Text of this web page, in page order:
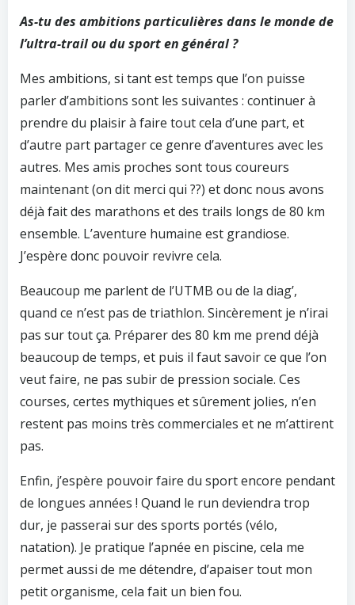
As-tu des ambitions particulières dans le monde de
l’ultra-trail ou du sport en général ?
Mes ambitions, si tant est temps que l’on puisse
parler d’ambitions sont les suivantes : continuer à
prendre du plaisir à faire tout cela d’une part, et
d’autre part partager ce genre d’aventures avec les
autres. Mes amis proches sont tous coureurs
maintenant (on dit merci qui ??) et donc nous avons
déjà fait des marathons et des trails longs de 80 km
ensemble. L’aventure humaine est grandiose.
J’espère donc pouvoir revivre cela.
Beaucoup me parlent de l’UTMB ou de la diag’,
quand ce n’est pas de triathlon. Sincèrement je n’irai
pas sur tout ça. Préparer des 80 km me prend déjà
beaucoup de temps, et puis il faut savoir ce que l’on
veut faire, ne pas subir de pression sociale. Ces
courses, certes mythiques et sûrement jolies, n’en
restent pas moins très commerciales et ne m’attirent
pas.
Enfin, j’espère pouvoir faire du sport encore pendant
de longues années ! Quand le run deviendra trop
dur, je passerai sur des sports portés (vélo,
natation). Je pratique l’apnée en piscine, cela me
permet aussi de me détendre, d’apaiser tout mon
petit organisme, cela fait un bien fou.